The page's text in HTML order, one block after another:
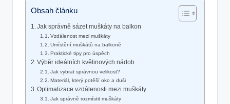
Obsah článku
Jak správně sázet muškáty na balkon
Vzdálenost mezi muškáty
Umístění muškátů na balkoně
Praktické tipy pro úspěch
Výběr ideálních květinových nádob
Jak vybrat správnou velikost?
Materiál, který potěší oko a duši
Optimalizace vzdálenosti mezi muškáty
Jak správně rozmístit muškáty